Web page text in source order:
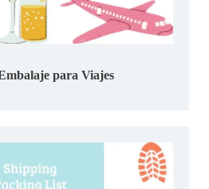
para Viajes